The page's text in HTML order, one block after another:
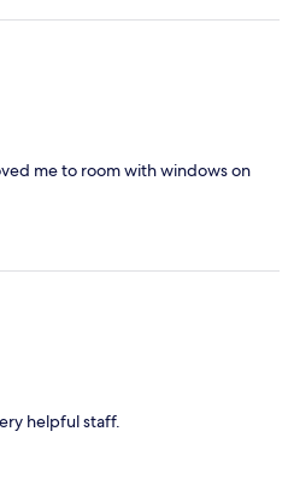
me to room with windows on
helpful staff.